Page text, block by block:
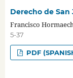
Derecho de
Francisco
5-37
PDF